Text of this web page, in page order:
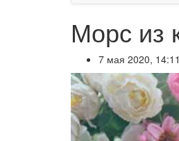
Морс из
7 мая 2020, 14:11